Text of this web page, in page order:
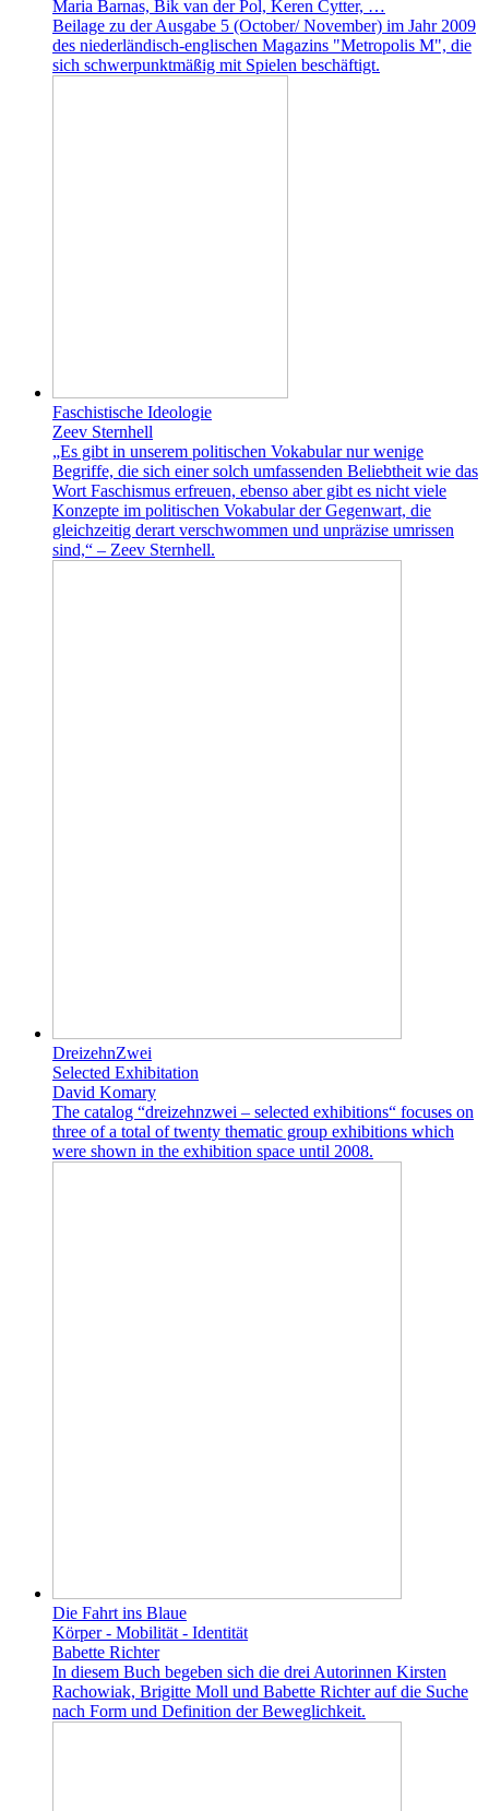
Maria Barnas, Bik van der Pol, Keren Cytter, …
Beilage zu der Ausgabe 5 (October/ November) im Jahr 2009
des niederländisch-englischen Magazins "Metropolis M", die
sich schwerpunktmäßig mit Spielen beschäftigt.
Faschistische Ideologie
Zeev Sternhell
„Es gibt in unserem politischen Vokabular nur wenige
Begriffe, die sich einer solch umfassenden Beliebtheit wie das
Wort Faschismus erfreuen, ebenso aber gibt es nicht viele
Konzepte im politischen Vokabular der Gegenwart, die
gleichzeitig derart verschwommen und unpräzise umrissen
sind,“ – Zeev Sternhell.
DreizehnZwei
Selected Exhibitation
David Komary
The catalog “dreizehnzwei – selected exhibitions“ focuses on
three of a total of twenty thematic group exhibitions which
were shown in the exhibition space until 2008.
Die Fahrt ins Blaue
Körper - Mobilität - Identität
Babette Richter
In diesem Buch begeben sich die drei Autorinnen Kirsten
Rachowiak, Brigitte Moll und Babette Richter auf die Suche
nach Form und Definition der Beweglichkeit.